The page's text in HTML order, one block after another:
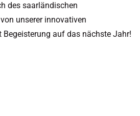
des saarländischen
unserer innovativen
auf das nächste Jahr!